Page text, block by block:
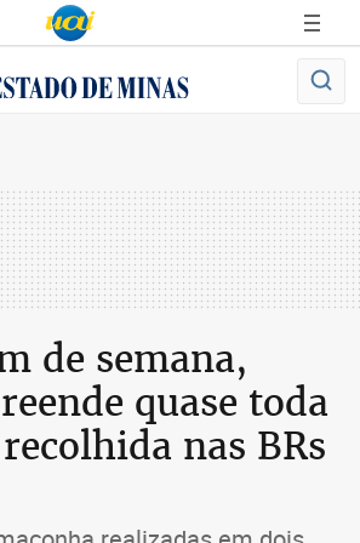
de semana,
quase toda
nas BRs